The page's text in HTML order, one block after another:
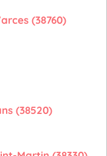
(38760)
(38520)